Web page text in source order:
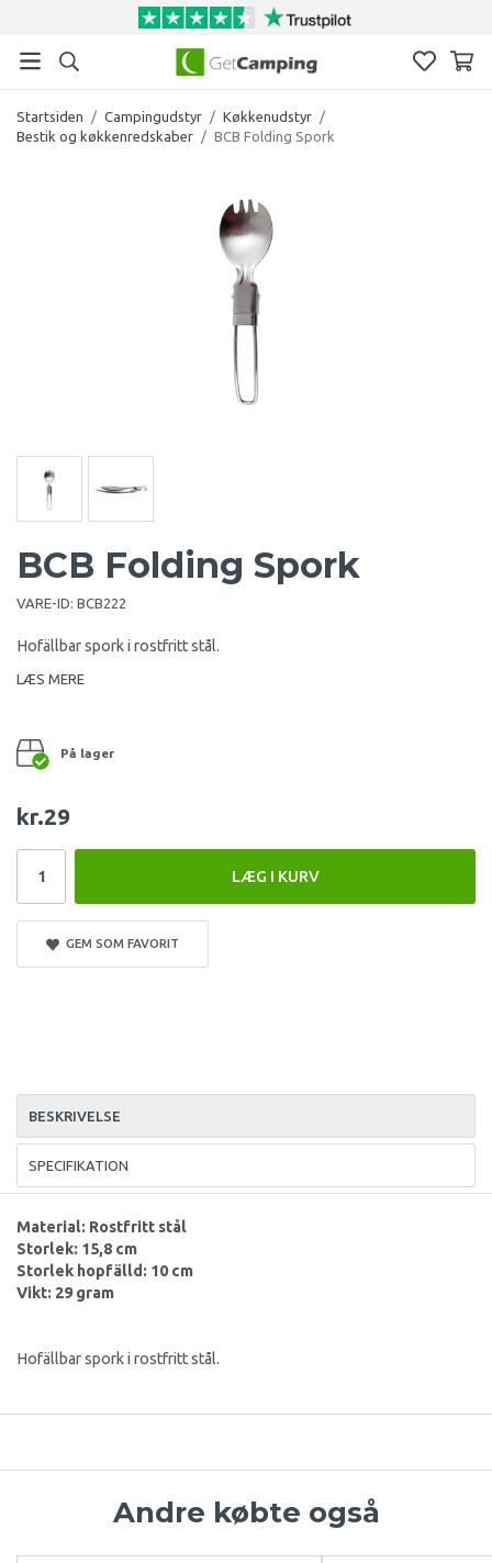
Startsiden / Campingudstyr / Køkkenudstyr /
Bestik og køkkenredskaber / BCB Folding Spork
BCB Folding Spork
VARE-ID: BCB222
Hofällbar spork i rostfritt stål.
LÆS MERE
På lager
kr.29
LÆG I KURV
GEM SOM FAVORIT
BESKRIVELSE
SPECIFIKATION
Material: Rostfritt stål
Storlek: 15,8 cm
Storlek hopfälld: 10 cm
Vikt: 29 gram
Hofällbar spork i rostfritt stål.
Andre købte også